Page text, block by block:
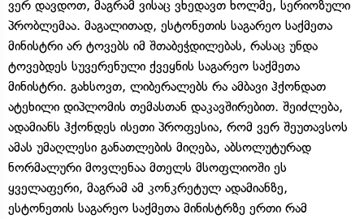
ვერ დავდოთ, მაგრამ ვისაც ვხედავთ ხოლმე, სერიოზული
პრობლემაა. მაგალითად, ესტონეთის საგარეო საქმეთა
მინისტრი არ ტოვებს იმ შთაბეჭდილებას, რასაც უნდა
ტოვებდეს სუვერენული ქვეყნის საგარეო საქმეთა
მინისტრი. გახსოვთ, ლიბერალებს რა ამბავი ჰქონდათ
ატეხილი დიპლომის თემასთან დაკავშირებით. შეიძლება,
ადამიანს ჰქონდეს ისეთი პროფესია, რომ ვერ შეუთავსოს
ამას უმაღლესი განათლების მიღება, აბსოლუტურად
ნორმალური მოვლენაა მთელს მსოფლიოში ეს
ყველაფერი, მაგრამ ამ კონკრეტულ ადამიანზე,
ესტონეთის საგარეო საქმეთა მინისტრზე ერთი რამ